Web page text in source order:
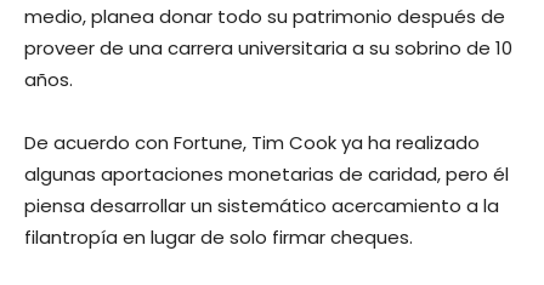
medio, planea donar todo su patrimonio después de
proveer de una carrera universitaria a su sobrino de 10
años.
De acuerdo con Fortune, Tim Cook ya ha realizado
algunas aportaciones monetarias de caridad, pero él
piensa desarrollar un sistemático acercamiento a la
filantropía en lugar de solo firmar cheques.